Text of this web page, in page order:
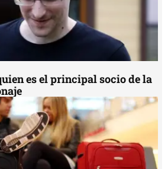
es el principal socio de la